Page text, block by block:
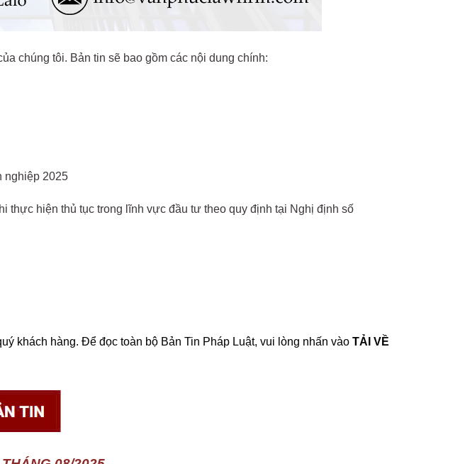
chúng tôi. Bản tin sẽ bao gồm các nội dung chính:
nghiệp 2025
thực hiện thủ tục trong lĩnh vực đầu tư theo quy định tại Nghị định số
khách hàng. Để đọc toàn bộ Bản Tin Pháp Luật, vui lòng nhấn vào TẢI VỀ